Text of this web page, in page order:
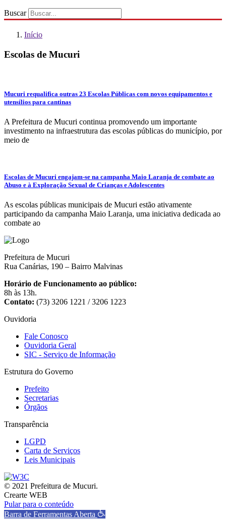
Buscar
Início
Escolas de Mucuri
Mucuri requalifica outras 23 Escolas Públicas com novos equipamentos e
utensílios para cantinas
A Prefeitura de Mucuri continua promovendo um importante
investimento na infraestrutura das escolas públicas do município, por
meio de
Escolas de Mucuri engajam-se na campanha Maio Laranja de combate ao
Abuso e à Exploração Sexual de Crianças e Adolescentes
As escolas públicas municipais de Mucuri estão ativamente
participando da campanha Maio Laranja, uma iniciativa dedicada ao
combate ao
Prefeitura de Mucuri
Rua Canárias, 190 – Bairro Malvinas
Horário de Funcionamento ao público:
8h às 13h.
Contato: (73) 3206 1221 / 3206 1223
Ouvidoria
Fale Conosco
Ouvidoria Geral
SIC - Serviço de Informação
Estrutura do Governo
Prefeito
Secretarias
Órgãos
Transparência
LGPD
Carta de Serviços
Leis Municipais
© 2021 Prefeitura de Mucuri.
Crearte WEB
Pular para o conteúdo
Barra de Ferramentas Aberta